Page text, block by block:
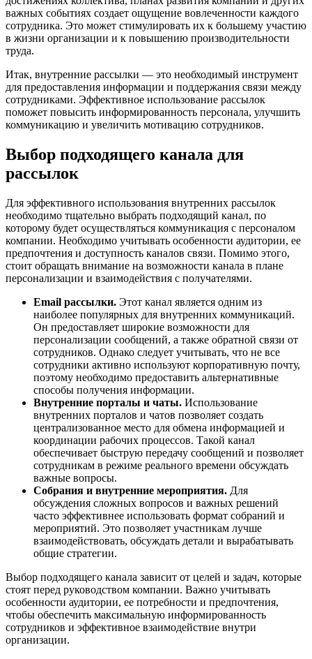
важных событиях создает ощущение вовлеченности каждого
сотрудника. Это может стимулировать их к большему участию
в жизни организации и к повышению производительности
труда.
Итак, внутренние рассылки — это необходимый инструмент
для предоставления информации и поддержания связи между
сотрудниками. Эффективное использование рассылок
поможет повысить информированность персонала, улучшить
коммуникацию и увеличить мотивацию сотрудников.
Выбор подходящего канала для
рассылок
Для эффективного использования внутренних рассылок
необходимо тщательно выбрать подходящий канал, по
которому будет осуществляться коммуникация с персоналом
компании. Необходимо учитывать особенности аудитории, ее
предпочтения и доступность каналов связи. Помимо этого,
стоит обращать внимание на возможности канала в плане
персонализации и взаимодействия с получателями.
Email рассылки. Этот канал является одним из
наиболее популярных для внутренних коммуникаций.
Он предоставляет широкие возможности для
персонализации сообщений, а также обратной связи от
сотрудников. Однако следует учитывать, что не все
сотрудники активно используют корпоративную почту,
поэтому необходимо предоставить альтернативные
способы получения информации.
Внутренние порталы и чаты. Использование
внутренних порталов и чатов позволяет создать
централизованное место для обмена информацией и
координации рабочих процессов. Такой канал
обеспечивает быструю передачу сообщений и позволяет
сотрудникам в режиме реального времени обсуждать
важные вопросы.
Собрания и внутренние мероприятия. Для
обсуждения сложных вопросов и важных решений
часто эффективнее использовать формат собраний и
мероприятий. Это позволяет участникам лучше
взаимодействовать, обсуждать детали и вырабатывать
общие стратегии.
Выбор подходящего канала зависит от целей и задач, которые
стоят перед руководством компании. Важно учитывать
особенности аудитории, ее потребности и предпочтения,
чтобы обеспечить максимальную информированность
сотрудников и эффективное взаимодействие внутри
организации.